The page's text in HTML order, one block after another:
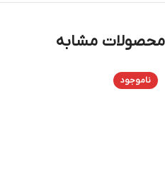
محصولات مشابه
ناموجود